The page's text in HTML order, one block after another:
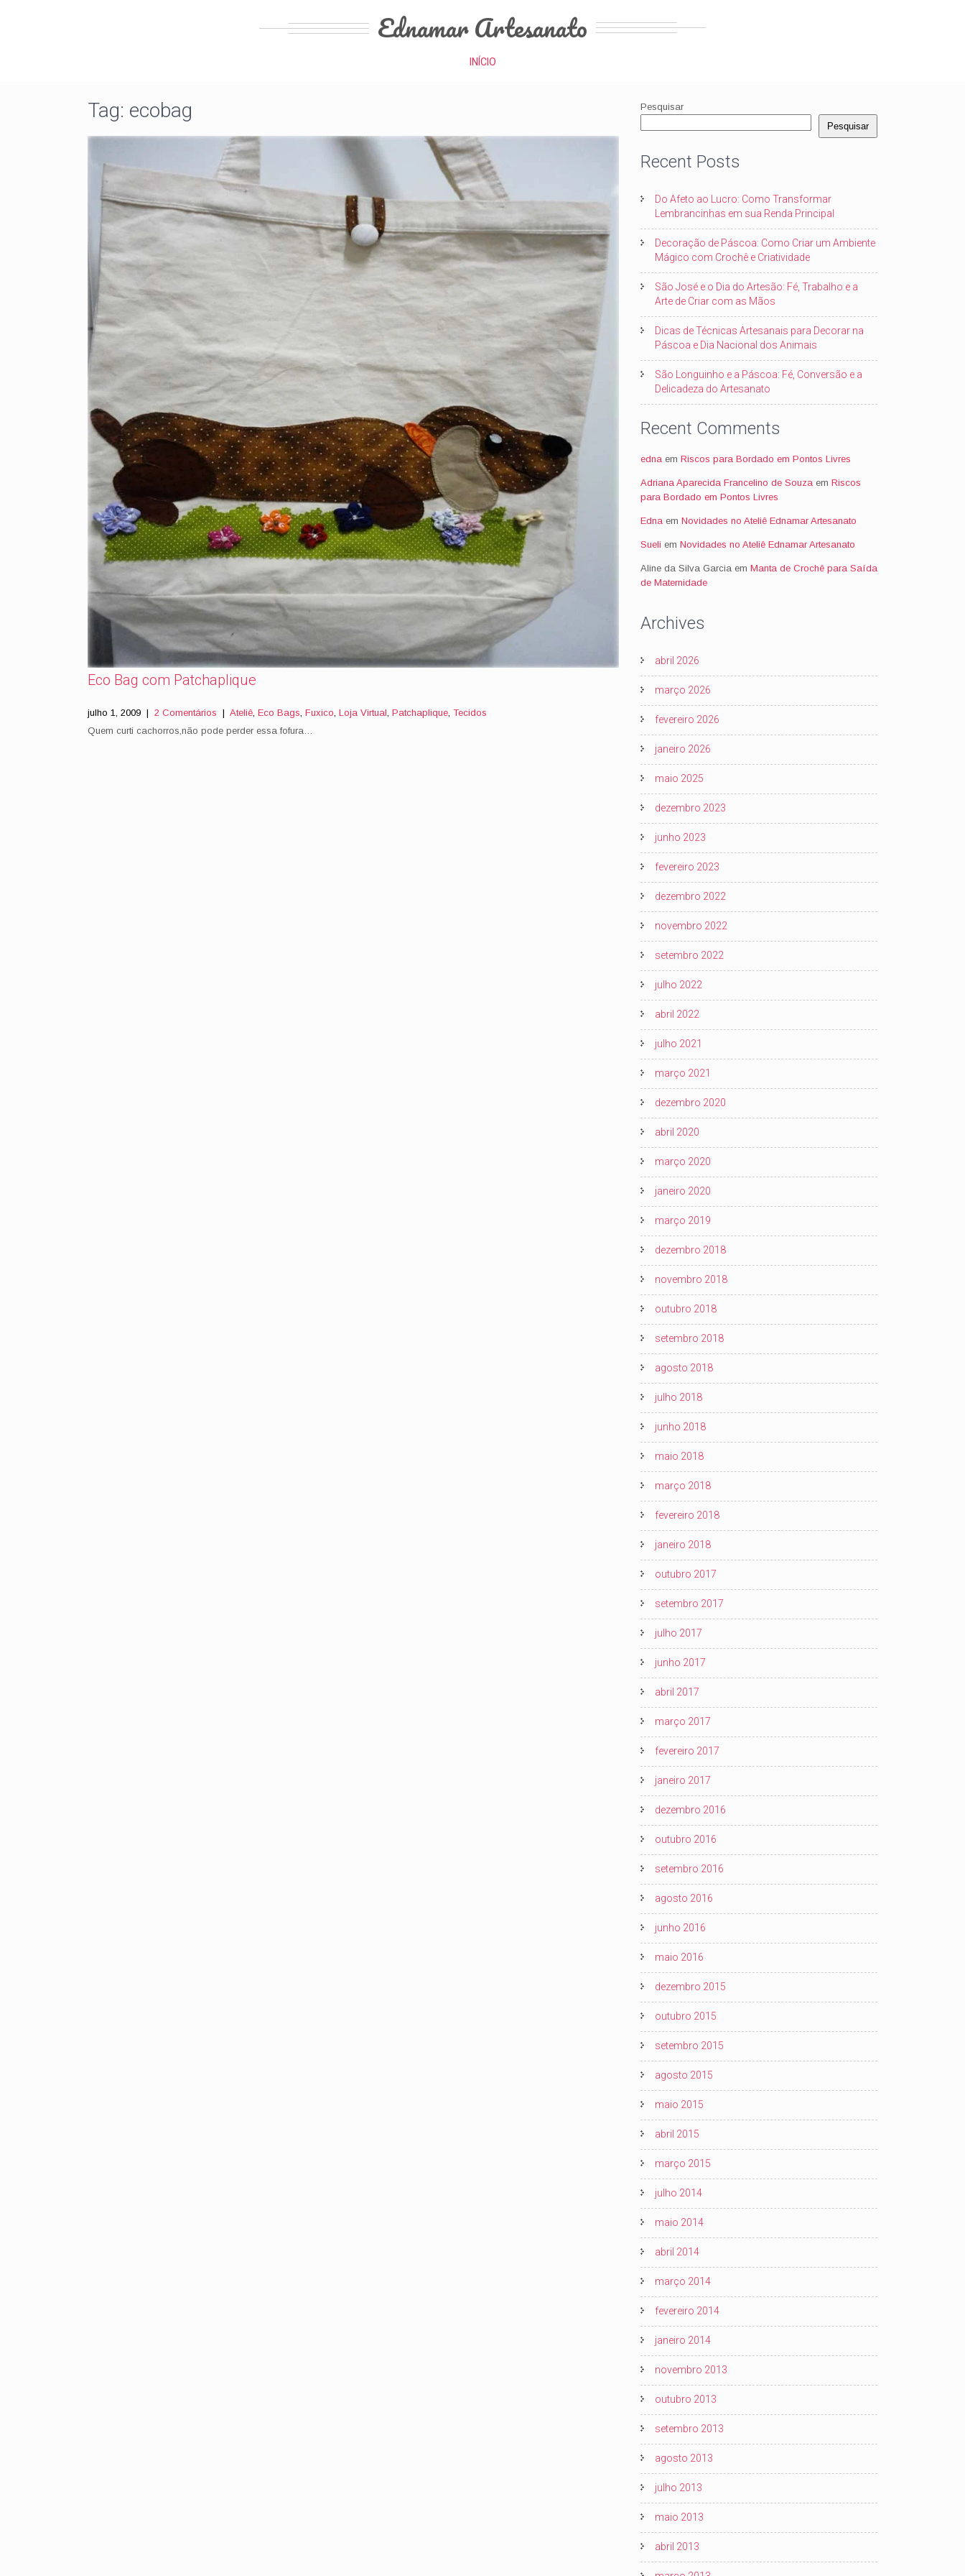
Ednamar Artesanato
INÍCIO
Tag: ecobag
Eco Bag com Patchaplique
julho 1, 2009 | 2 Comentários | Ateliê, Eco Bags, Fuxico, Loja Virtual, Patchaplique, Tecidos
Quem curti cachorros,não pode perder essa fofura…
Pesquisar
Pesquisar
Recent Posts
Do Afeto ao Lucro: Como Transformar
Lembrancinhas em sua Renda Principal
Decoração de Páscoa: Como Criar um Ambiente
Mágico com Crochê e Criatividade
São José e o Dia do Artesão: Fé, Trabalho e a
Arte de Criar com as Mãos
Dicas de Técnicas Artesanais para Decorar na
Páscoa e Dia Nacional dos Animais
São Longuinho e a Páscoa: Fé, Conversão e a
Delicadeza do Artesanato
Recent Comments
edna em Riscos para Bordado em Pontos Livres
Adriana Aparecida Francelino de Souza em Riscos
para Bordado em Pontos Livres
Edna em Novidades no Ateliê Ednamar Artesanato
Sueli em Novidades no Ateliê Ednamar Artesanato
Aline da Silva Garcia em Manta de Crochê para Saída
de Maternidade
Archives
abril 2026
março 2026
fevereiro 2026
janeiro 2026
maio 2025
dezembro 2023
junho 2023
fevereiro 2023
dezembro 2022
novembro 2022
setembro 2022
julho 2022
abril 2022
julho 2021
março 2021
dezembro 2020
abril 2020
março 2020
janeiro 2020
março 2019
dezembro 2018
novembro 2018
outubro 2018
setembro 2018
agosto 2018
julho 2018
junho 2018
maio 2018
março 2018
fevereiro 2018
janeiro 2018
outubro 2017
setembro 2017
julho 2017
junho 2017
abril 2017
março 2017
fevereiro 2017
janeiro 2017
dezembro 2016
outubro 2016
setembro 2016
agosto 2016
junho 2016
maio 2016
dezembro 2015
outubro 2015
setembro 2015
agosto 2015
maio 2015
abril 2015
março 2015
julho 2014
maio 2014
abril 2014
março 2014
fevereiro 2014
janeiro 2014
novembro 2013
outubro 2013
setembro 2013
agosto 2013
julho 2013
maio 2013
abril 2013